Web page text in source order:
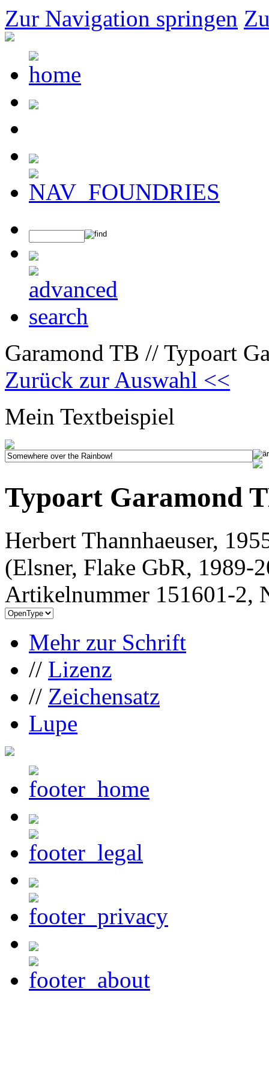
Zur Navigation springen
Garamond TB // Typoart
Zurück zur Auswahl <<
Mein Textbeispiel
Typoart Garamond
Herbert Thannhaeuser,
(Elsner, Flake GbR, 1989-
Artikelnummer 151601-2,
Mehr zur Schrift
// Lizenz
// Zeichensatz
Lupe